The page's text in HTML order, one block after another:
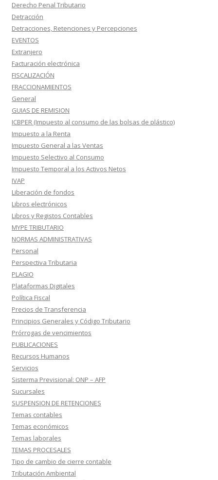
Derecho Penal Tributario
Detracción
Detracciones, Retenciones y Percepciones
EVENTOS
Extranjero
Facturación electrónica
FISCALIZACIÓN
FRACCIONAMIENTOS
General
GUIAS DE REMISION
ICBPER (Impuesto al consumo de las bolsas de plástico)
Impuesto a la Renta
Impuesto General a las Ventas
Impuesto Selectivo al Consumo
Impuesto Temporal a los Activos Netos
IVAP
Liberación de fondos
Libros electrónicos
Libros y Registos Contables
MYPE TRIBUTARIO
NORMAS ADMINISTRATIVAS
Personal
Perspectiva Tributaria
PLAGIO
Plataformas Digitales
Política Fiscal
Precios de Transferencia
Principios Generales y Código Tributario
Prórrogas de vencimientos
PUBLICACIONES
Recursos Humanos
Servicios
Sisterma Previsional: ONP – AFP
Sucursales
SUSPENSION DE RETENCIONES
Temas contables
Temas económicos
Temas laborales
TEMAS PROCESALES
Tipo de cambio de cierre contable
Tributación Ambiental